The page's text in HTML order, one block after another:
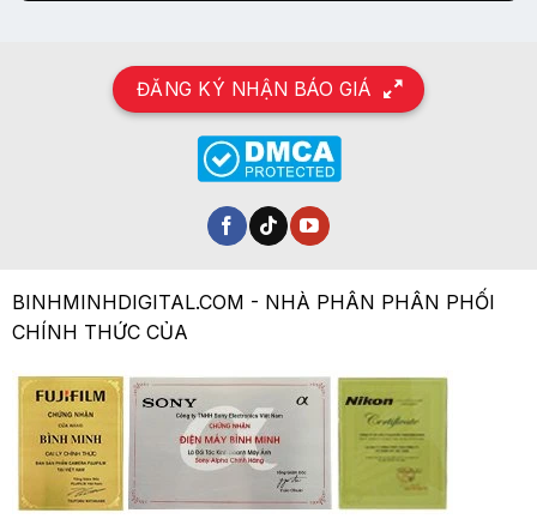
ĐĂNG KÝ NHẬN BÁO GIÁ
BINHMINHDIGITAL.COM - NHÀ PHÂN PHÂN PHỐI
CHÍNH THỨC CỦA